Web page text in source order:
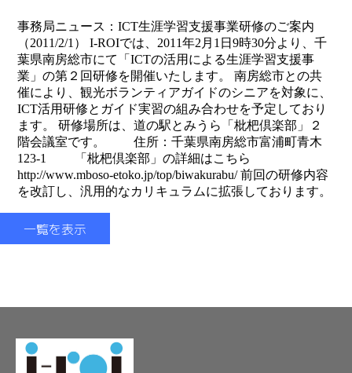
事務局ニュース：ICT生涯学習支援事業研修のご案内
（2011/2/1） I-ROIでは、2011年2月1日9時30分より、千
葉県南房総市にて「ICTの活用による生涯学習支援事
業」の第２回研修を開催いたします。 南房総市との共
催により、観光ボランティアガイドのシニアを対象に、
ICT活用研修とガイド実習の組み合わせを予定しており
ます。 研修場所は、道の駅とみうら「枇杷倶楽部」２
階会議室です。 住所：千葉県南房総市富浦町青木
123-1 「枇杷倶楽部」の詳細はこちら
http://www.mboso-etoko.jp/top/biwakurabu/ 前回の研修内容
を改訂し、汎用的なカリキュラムに拡張しております。
一覧を表示